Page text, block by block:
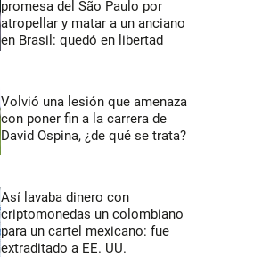
promesa del São Paulo por
atropellar y matar a un anciano
en Brasil: quedó en libertad
Volvió una lesión que amenaza
con poner fin a la carrera de
David Ospina, ¿de qué se trata?
Así lavaba dinero con
criptomonedas un colombiano
para un cartel mexicano: fue
extraditado a EE. UU.